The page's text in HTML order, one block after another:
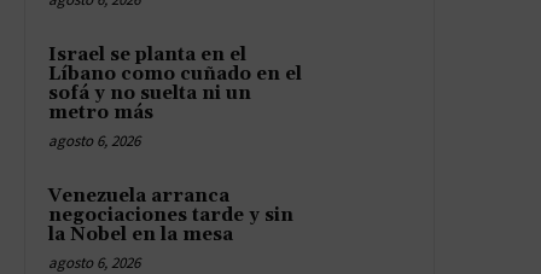
Israel se planta en el
Líbano como cuñado en el
sofá y no suelta ni un
metro más
agosto 6, 2026
Venezuela arranca
negociaciones tarde y sin
la Nobel en la mesa
agosto 6, 2026